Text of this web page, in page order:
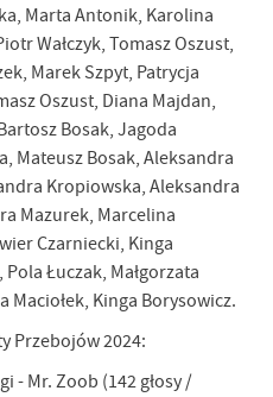
Marta Antonik, Karolina
Wałczyk, Tomasz Oszust,
Marek Szpyt, Patrycja
Oszust, Diana Majdan,
Bosak, Jagoda
Mateusz Bosak, Aleksandra
Kropiowska, Aleksandra
Mazurek, Marcelina
Czarniecki, Kinga
Łuczak, Małgorzata
Maciołek, Kinga Borysowicz.
Przebojów 2024:
- Mr. Zoob (142 głosy /